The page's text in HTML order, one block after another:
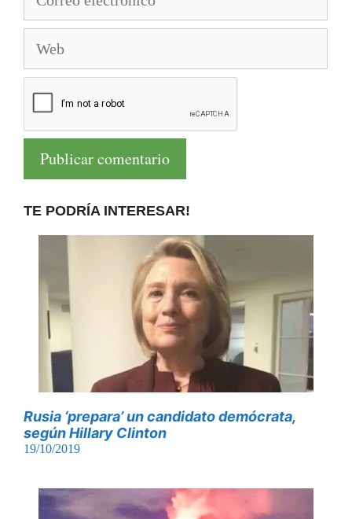
electrónico
TE PODRÍA INTERESAR!
Rusia ‘prepara’ un candidato demócrata,
según Hillary Clinton
19/10/2019